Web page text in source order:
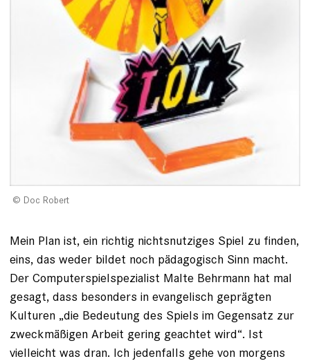
Doc Robert
Mein Plan ist, ein richtig nichtsnutziges Spiel zu finden,
eins, das weder bildet noch pädagogisch Sinn macht.
Der Computerspielspezialist Malte Behrmann hat mal
gesagt, dass besonders in evangelisch geprägten
Kulturen „die Bedeutung des Spiels im Gegensatz zur
zweckmäßigen Arbeit gering geachtet wird“. Ist
vielleicht was dran. Ich jedenfalls gehe von morgens